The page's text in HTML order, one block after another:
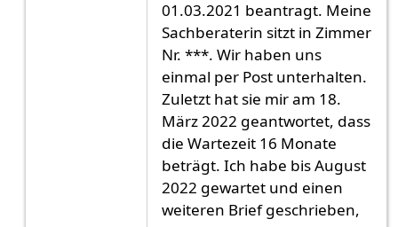
01.03.2021 beantragt. Meine
Sachberaterin sitzt in Zimmer
Nr. ***. Wir haben uns
einmal per Post unterhalten.
Zuletzt hat sie mir am 18.
März 2022 geantwortet, dass
die Wartezeit 16 Monate
beträgt. Ich habe bis August
2022 gewartet und einen
weiteren Brief geschrieben,